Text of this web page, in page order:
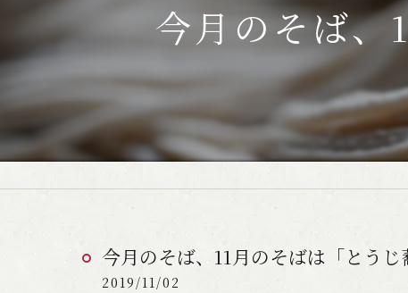
今月のそば、
今月のそば、11月のそばは「とう
2019/11/02